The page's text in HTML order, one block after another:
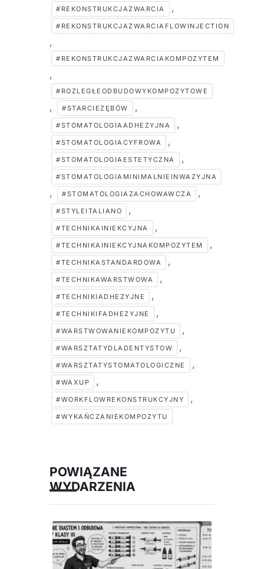
#REKONSTRUKCJAZWARCIA ,
#REKONSTRUKCJAZWARCIAFLOWINJECTION
,
#REKONSTRUKCJAZWARCIAKOMPOZYTEM
,
#ROZLEGŁEODBUDOWYKOMPOZYTOWE
, #STARCIEZĘBÓW ,
#STOMATOLOGIAADHEZYJNA ,
#STOMATOLOGIACYFROWA ,
#STOMATOLOGIAESTETYCZNA ,
#STOMATOLOGIAMINIMALNIEINWAZYJNA
, #STOMATOLOGIAZACHOWAWCZA ,
#STYLEITALIANO ,
#TECHNIKAINIEKCYJNA ,
#TECHNIKAINIEKCYJNAKOMPOZYTEM ,
#TECHNIKASTANDARDOWA ,
#TECHNIKAWARSTWOWA ,
#TECHNIKIADHEZYJNE ,
#TECHNIKIFADHEZYJNE ,
#WARSTWOWANIEKOMPOZYTU ,
#WARSZTATYDLADENTYSTOW ,
#WARSZTATYSTOMATOLOGICZNE ,
#WAXUP ,
#WORKFLOWREKONSTRUKCYJNY ,
#WYKAŃCZANIEKOMPOZYTU
POWIĄZANE
WYDARZENIA